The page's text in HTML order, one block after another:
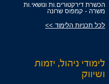
הכשרת דירקטורים.ות ונושאי.ות
משרה - קמפוס שרונה
לכל תכניות הלימוד >>
לימודי ניהול, יזמות
ושיווק